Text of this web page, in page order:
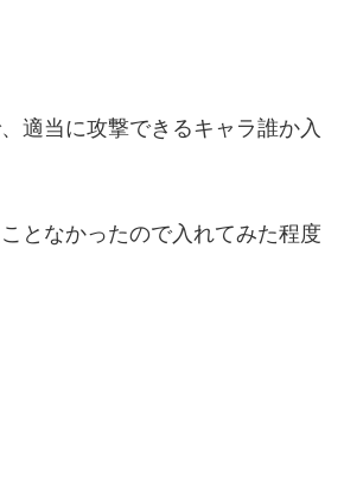
適当に攻撃できるキャラ誰か入
となかったので入れてみた程度